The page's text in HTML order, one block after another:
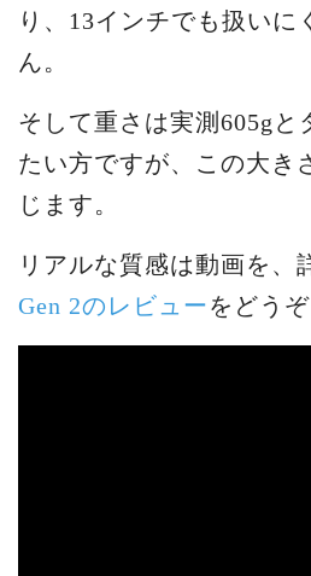
り、13インチでも扱いに
ん。
そして重さは実測605gと
たい方ですが、この大き
じます。
リアルな質感は動画を、
Gen 2のレビューをどうぞ